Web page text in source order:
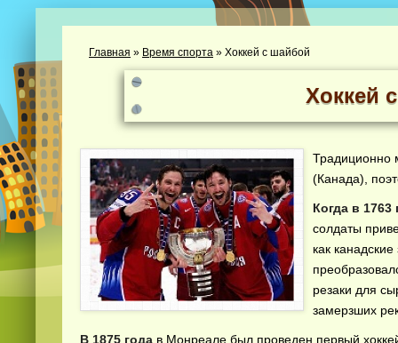
Главная » Время спорта » Хоккей с шайбой
Хоккей
Традиционно
(Канада),
Когда в 1763
солдаты
как
резаки для
замерзших
В 1875 года в Монреале был проведен первый